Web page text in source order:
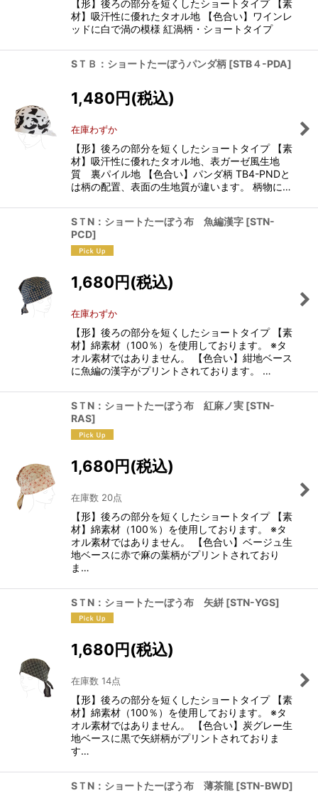
【形】後ろの部分を短くしたショートタイプ 【素
材】吸汗性に優れたタオル地 【色合い】ワインレ
ッドに白で渦の模様 紅渦柄・ショートタイプ
SＴＢ：ショートたーぼうパンダ柄 [STB４-PDA]
1,480円 (税込)
在庫わずか
【形】後ろの部分を短くしたショートタイプ 【素
材】吸汗性に優れたタオル地、表ガーゼ風生地
質 裏パイル地 【色合い】パンダ柄 TB4-PNDと
は柄の配置、表面の生地質が違います。 柄物に…
SＴN：ショートたーぼう布 魚編漢字 [STN-
PCD]
1,680円(税込)
在庫わずか
【形】後ろの部分を短くしたショートタイプ 【素
材】綿素材（100％）を使用しております。 ※タ
オル素材ではありません。 【色合い】紺地ベース
に魚編の漢字がプリントされております。 …
SＴN：ショートたーぼう布 紅麻ノ実 [STN-
RAS]
1,680円(税込)
在庫数 20点
【形】後ろの部分を短くしたショートタイプ 【素
材】綿素材（100％）を使用しております。 ※タ
オル素材ではありません。 【色合い】ベージュ生
地ベースに赤で麻の葉柄がプリントされており
ま…
SＴN：ショートたーぼう布 矢絣 [STN-YGS]
1,680円 (税込)
在庫数 14点
【形】後ろの部分を短くしたショートタイプ 【素
材】綿素材（100％）を使用しております。 ※タ
オル素材ではありません。 【色合い】炭グレー生
地ベースに黒で矢絣柄がプリントされておりま
す…
SＴN：ショートたーぼう布 薄茶龍 [STN-BWD]